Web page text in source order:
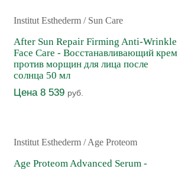
Institut Esthederm / Sun Care
After Sun Repair Firming Anti-Wrinkle
Face Care - Восстанавливающий крем
против морщин для лица после
солнца 50 мл
Цена 8 539 руб.
Institut Esthederm / Age Proteom
Age Proteom Advanced Serum -